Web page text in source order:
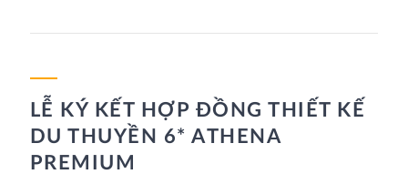
LỄ KÝ KẾT HỢP ĐỒNG THIẾT KẾ
DU THUYỀN 6* ATHENA
PREMIUM